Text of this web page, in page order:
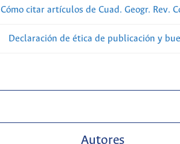
Cómo citar artículos de Cuad. Geogr. Rev.
Declaración de ética de publicación y
Autores